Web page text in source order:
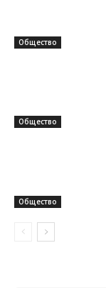
Общество
Общество
Общество